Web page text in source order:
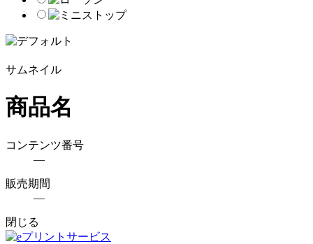
サムネイル
商品名
コンテンツ番号
―
販売期間
―
閉じる